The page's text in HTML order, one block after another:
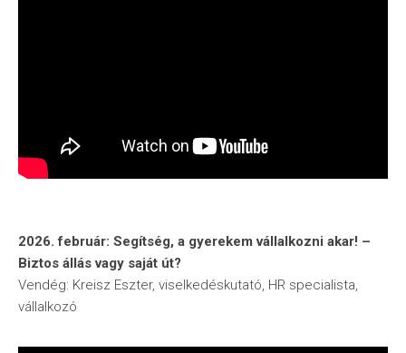
2026. február: Segítség, a gyerekem vállalkozni akar! –
Biztos állás vagy saját út?
Vendég: Kreisz Eszter, viselkedéskutató, HR specialista,
vállalkozó